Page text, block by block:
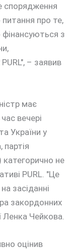
спорядження
про те,
фінансуються з
– заявив
має
вечері
України у
партія
категорично не
PURL. "Це
засіданні
закордонних
Ленка Чейкова.
оцінив